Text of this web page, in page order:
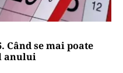
Când se mai poate
anului